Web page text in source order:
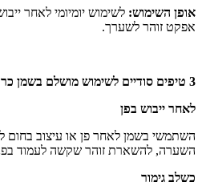
אופן השימוש: לשימוש יומיומי לאחר
אפקט זוהר לשערך.
3 טיפים סודיים לשימוש מושלם בשמן כרומה אבסולו
לאחר ייבוש בפן
השתמשי בשמן לאחר פן או עיצוב בחום
השערה, להשארת זוהר שקשה לעמוד
כשלב גימור